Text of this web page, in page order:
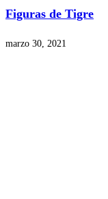
Figuras de Tigre
marzo 30, 2021